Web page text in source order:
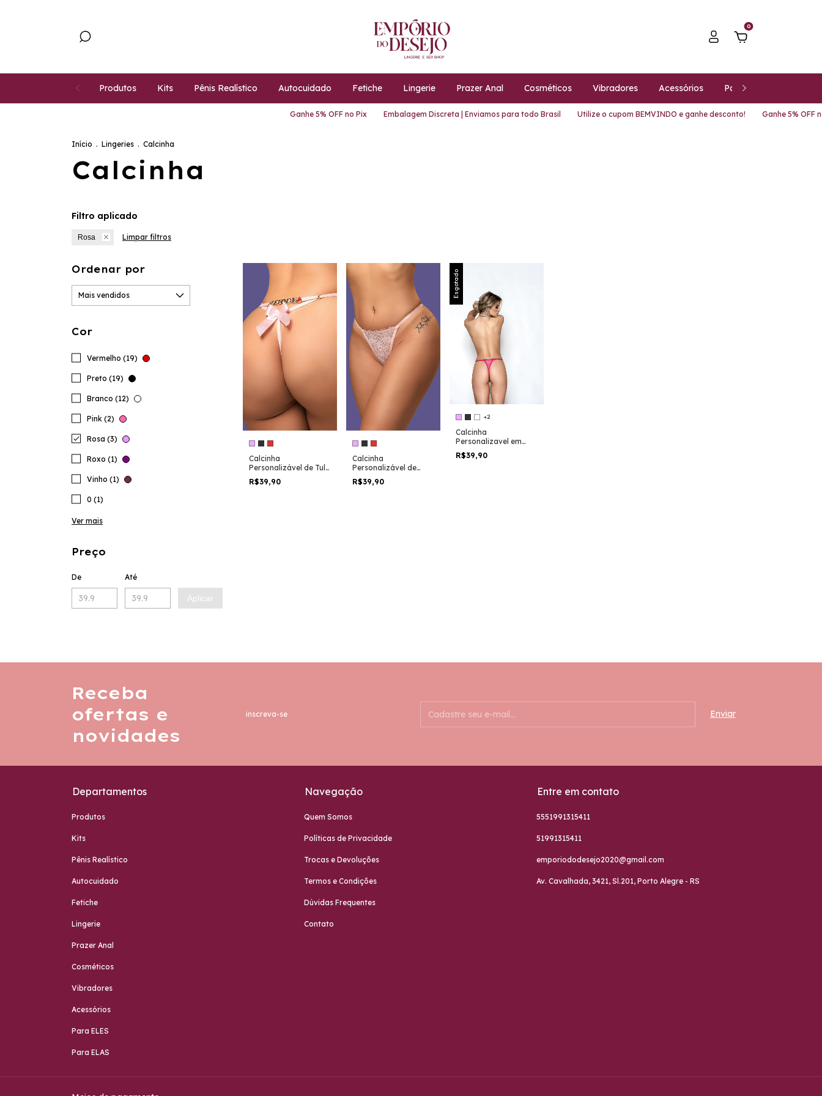
0
Produtos Kits Pênis Realístico Autocuidado Fetiche Lingerie Prazer Anal Cosméticos Vibradores Acessórios Para ELES
Ganhe 5% OFF no Pix Embalagem Discreta | Enviamos para todo Brasil Utilize o cupom BEMVINDO e ganhe desconto! Ganhe 5% OFF no
Início . Lingeries . Calcinha
Calcinha
Filtro aplicado
Rosa Limpar filtros
Ordenar por
Cor
Vermelho (19)
Preto (19)
Branco (12)
Pink (2)
Rosa (3)
Roxo (1)
Vinho (1)
0 (1)
Ver mais
Preço
De Até
Aplicar
Calcinha
Personalizável de Tule
com Laço e Fio
R$39,90
Calcinha
Personalizável de
Renda com Laço e Fio
R$39,90
Esgotado
+2
Calcinha
Personalizavel em
Tule 5093
R$39,90
Receba
ofertas e
novidades
inscreva-se
Departamentos
Produtos
Kits
Pênis Realístico
Autocuidado
Fetiche
Lingerie
Prazer Anal
Cosméticos
Vibradores
Acessórios
Para ELES
Para ELAS
Navegação
Quem Somos
Políticas de Privacidade
Trocas e Devoluções
Termos e Condições
Dúvidas Frequentes
Contato
Entre em contato
5551991315411
51991315411
emporiododesejo2020@gmail.com
Av. Cavalhada, 3421, Sl.201, Porto Alegre - RS